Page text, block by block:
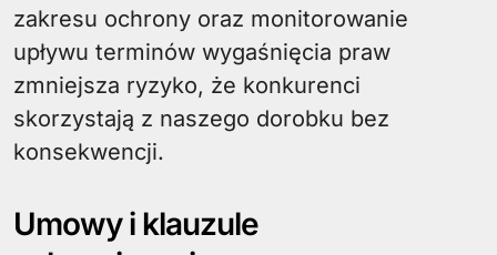
zakresu ochrony oraz monitorowanie
upływu terminów wygaśnięcia praw
zmniejsza ryzyko, że konkurenci
skorzystają z naszego dorobku bez
konsekwencji.
Umowy i klauzule